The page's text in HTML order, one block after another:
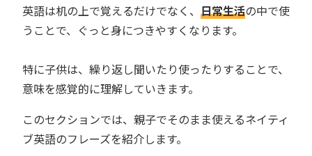
英語は机の上で覚えるだけでなく、 日常生活の中で使
うことで、ぐっと身につきやすくなります。
特に子供は、繰り返し聞いたり使ったりすることで、
意味を感覚的に理解していきます。
このセクションでは、親子でそのまま使えるネイティ
ブ英語のフレーズを紹介します。